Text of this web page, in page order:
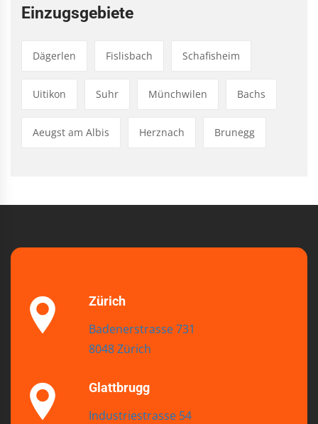
Einzugsgebiete
Dägerlen Fislisbach Schafisheim
Uitikon Suhr Münchwilen Bachs
Aeugst am Albis Herznach Brunegg
Zürich
Badenerstrasse 731
8048 Zürich
Glattbrugg
Industriestrasse 54